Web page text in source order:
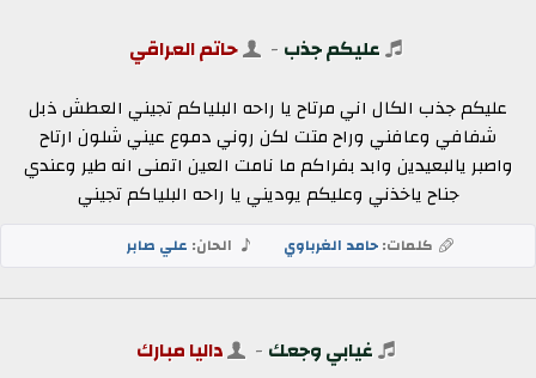
عليكم جذب - حاتم العراقي
عليكم جذب الكال اني مرتاح يا راحه البلياكم تجيني العطش ذبل
شفافي وعافني وراح متت لكن روني دموع عيني شلون ارتاح
واصبر يالبعيدين وابد بفراكم ما نامت العين اتمنى انه طير وعندي
جناح ياخذني وعليكم يوديني يا راحه البلياكم تجيني
كلمات:حامد الغرباوي الحان: علي صابر
غيابي وجعك - داليا مبارك